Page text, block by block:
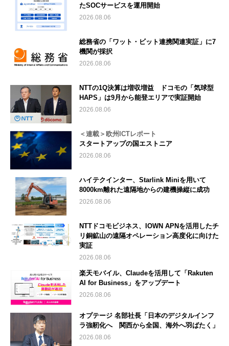
たSOCサービスを運用開始
2026.08.06
総務省の「ワット・ビット連携関連実証」に7
機関が採択
2026.08.06
NTTの1Q決算は増収増益 ドコモの「気球型
HAPS」は9月から能登エリアで実証開始
2026.08.06
＜連載＞欧州ICTレポート
スタートアップの国エストニア
2026.08.06
ハイテクインター、Starlink Miniを用いて
8000km離れた遠隔地からの建機操縦に成功
2026.08.06
NTTドコモビジネス、IOWN APNを活用したチ
リ銅鉱山の遠隔オペレーション高度化に向けた
実証
2026.08.06
楽天モバイル、Claudeを活用して「Rakuten
AI for Business」をアップデート
2026.08.06
オプテージ 名部社長「日本のデジタルインフ
ラ強靭化へ 関西から全国、海外へ羽ばたく」
2026.08.06